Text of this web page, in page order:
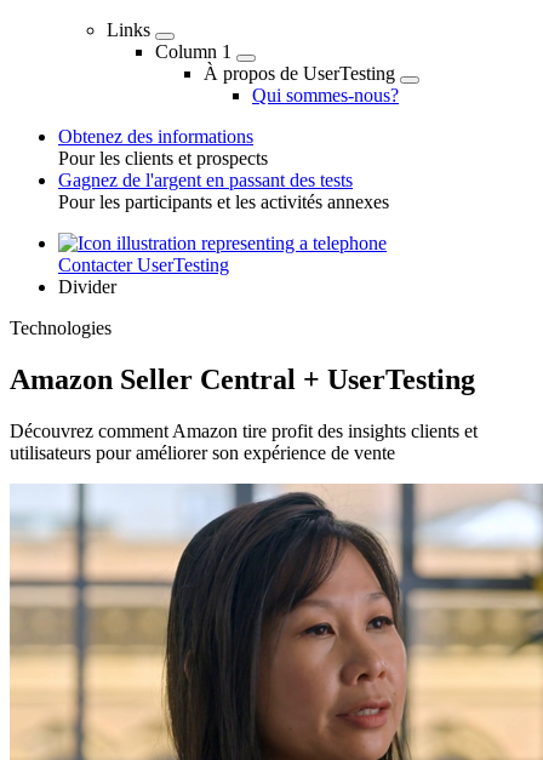
Links
Column 1
À propos de UserTesting
Qui sommes-nous?
Toggle
Obtenez des informations
Pour les clients et prospects
Gagnez de l'argent en passant des tests
Pour les participants et les activités annexes
UtilityContacter UserTesting
Divider
Technologies
Amazon Seller Central + UserTesting
Découvrez comment Amazon tire profit des insights clients et
utilisateurs pour améliorer son expérience de vente